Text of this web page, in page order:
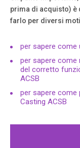
Pagina 3
3 Addison Electric
surfaces.
Pagina 4
4 Addison Electric
C D E F AW idth of
Depth at Apron
prima di acquisto) è
farlo per diversi
per sapere come
per sapere come
del corretto
ACSB
per sapere come
Casting ACSB